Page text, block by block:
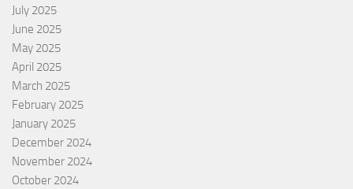
July 2025
June 2025
May 2025
April 2025
March 2025
February 2025
January 2025
December 2024
November 2024
October 2024